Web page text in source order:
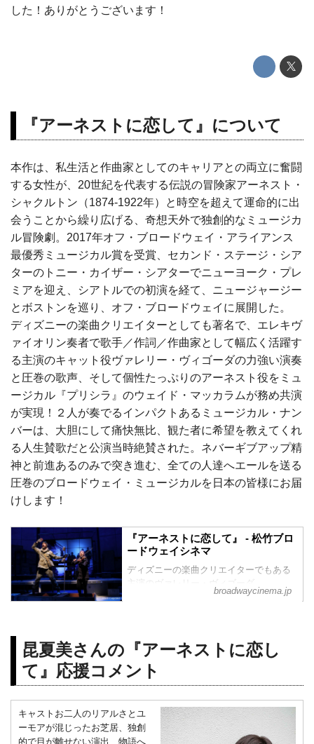
した！ありがとうございます！
『アーネストに恋して』について
本作は、私生活と作曲家としてのキャリアとの両立に奮闘
する女性が、20世紀を代表する伝説の冒険家アーネスト・
シャクルトン（1874-1922年）と時空を超えて運命的に出
会うことから繰り広げる、奇想天外で独創的なミュージカ
ル冒険劇。2017年オフ・ブロードウェイ・アライアンス
最優秀ミュージカル賞を受賞、セカンド・ステージ・シア
ターのトニー・カイザー・シアターでニューヨーク・プレ
ミアを迎え、シアトルでの初演を経て、ニュージャージー
とボストンを巡り、オフ・ブロードウェイに展開した。
ディズニーの楽曲クリエイターとしても著名で、エレキヴ
ァイオリン奏者で歌手／作詞／作曲家として幅広く活躍す
る主演のキャット役ヴァレリー・ヴィゴーダの力強い演奏
と圧巻の歌声、そして個性たっぷりのアーネスト役をミュ
ージカル『プリシラ』のウェイド・マッカラムが務め共演
が実現！２人が奏でるインパクトあるミュージカル・ナン
バーは、大胆にして痛快無比、観た者に希望を教えてくれ
る人生賛歌だと公演当時絶賛された。ネバーギブアップ精
神と前進あるのみで突き進む、全ての人達へエールを送る
圧巻のブロードウェイ・ミュージカルを日本の皆様にお届
けします！
『アーネストに恋して』 - 松竹ブロ
ードウェイシネマ
ディズニーの楽曲クリエイターでもある
主演のヴァレリー・ヴィゴーダ、
ミュージカル『プリシラ』のウェイド・
作品が、スクリーンでよみがえる！
ミュージカルとテクノロジーの融合で贈
る、時空を超えたファンタジー・ライ
ⒸJeff Carpenter
ストーリー
『アーネストに恋して』（原題：Ernest
broadwaycinema.jp
昆夏美さんの『アーネストに恋し
て』応援コメント
キャストお二人のリアルさとユ
ーモアが混じったお芝居、独創
的で目が離せない演出、物語へ